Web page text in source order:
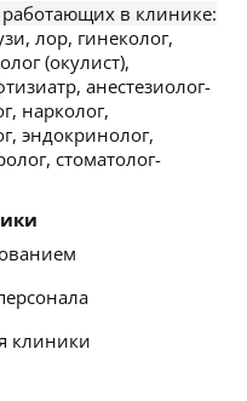
в клинике:
лор, гинеколог,
(окулист),
анестезиолог-
нарколог,
эндокринолог,
стоматолог-
клиники